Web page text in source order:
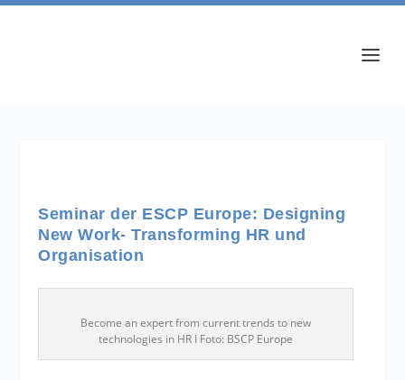
Seminar der ESCP Europe: Designing
New Work- Transforming HR und
Organisation
Become an expert from current trends to new
technologies in HR I Foto: BSCP Europe